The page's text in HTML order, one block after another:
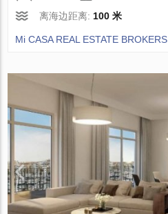
离海边距离: 100 米
Mi CASA REAL ESTATE BROKERS